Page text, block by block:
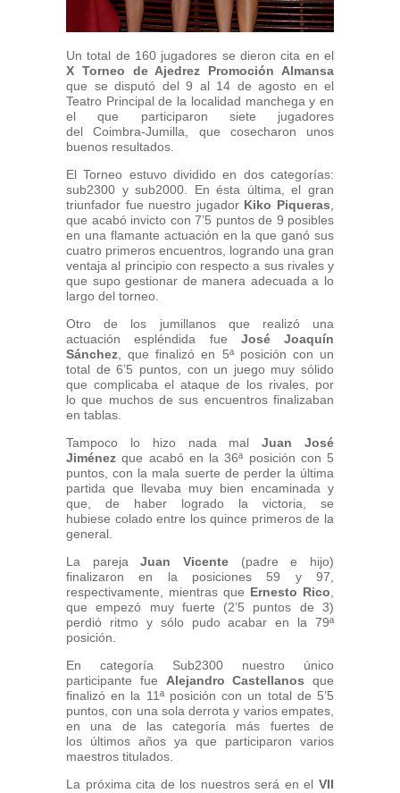
Un total de 160 jugadores se dieron cita en el
X Torneo de Ajedrez Promoción Almansa
que se disputó del 9 al 14 de agosto en el
Teatro Principal de la localidad manchega y en
el que participaron siete jugadores
del Coimbra-Jumilla, que cosecharon unos
buenos resultados.
El Torneo estuvo dividido en dos categorías:
sub2300 y sub2000. En ésta última, el gran
triunfador fue nuestro jugador Kiko Piqueras,
que acabó invicto con 7’5 puntos de 9 posibles
en una flamante actuación en la que ganó sus
cuatro primeros encuentros, logrando una gran
ventaja al principio con respecto a sus rivales y
que supo gestionar de manera adecuada a lo
largo del torneo.
Otro de los jumillanos que realizó una
actuación espléndida fue José Joaquín
Sánchez, que finalizó en 5ª posición con un
total de 6’5 puntos, con un juego muy sólido
que complicaba el ataque de los rivales, por
lo que muchos de sus encuentros finalizaban
en tablas.
Tampoco lo hizo nada malJuan José
Jiménez que acabó en la 36ª posición con 5
puntos, con la mala suerte de perder la última
partida que llevaba muy bien encaminada y
que, de haber logrado la victoria, se
hubiese colado entre los quince primeros de la
general.
La parejaJuan Vicente (padre e hijo)
finalizaron en la posiciones 59 y 97,
respectivamente, mientras que Ernesto Rico,
que empezó muy fuerte (2’5 puntos de 3)
perdió ritmo y sólo pudo acabar en la 79ª
posición.
En categoría Sub2300 nuestro único
participante fue Alejandro Castellanos que
finalizó en la 11ª posición con un total de 5’5
puntos, con una sola derrota y varios empates,
en una de las categoría más fuertes de
los últimos años ya que participaron varios
maestros titulados.
La próxima cita de los nuestros será en el VII